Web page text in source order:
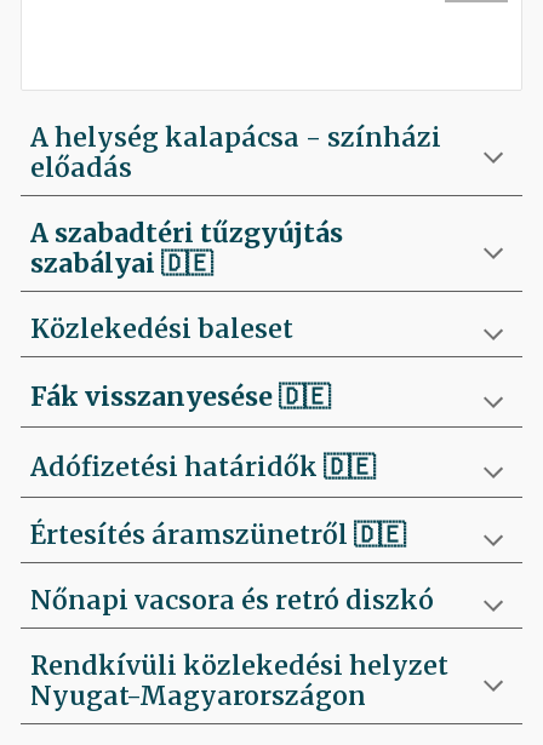
A helység kalapácsa - színházi
előadás
A szabadtéri tűzgyújtás
szabályai🇩🇪
Közlekedési baleset
Fák visszanyesése🇩🇪
Adófizetési határidők 🇩🇪
Értesítés áramszünetről 🇩🇪
Nőnapi vacsora és retró diszkó
Rendkívüli közlekedési helyzet
Nyugat-Magyarországon